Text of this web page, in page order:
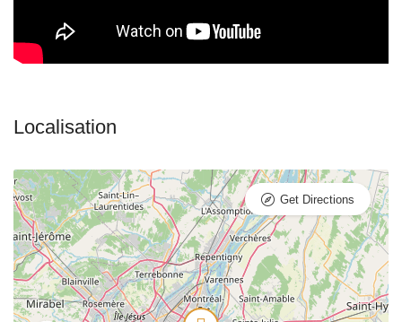
Get Directions